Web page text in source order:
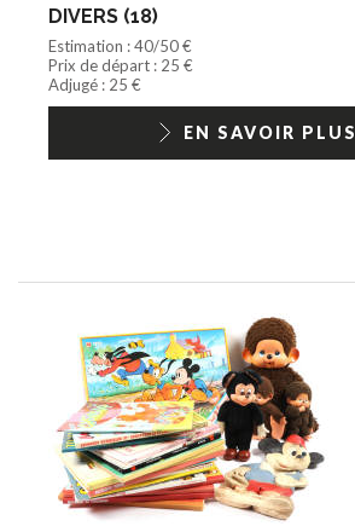
DIVERS (18)
Estimation : 40/50 €
Prix de départ : 25 €
Adjugé : 25 €
EN SAVOIR PLUS